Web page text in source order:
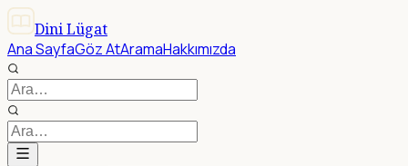
Dini Lügat
Ana SayfaGöz AtAramaHakkımızda